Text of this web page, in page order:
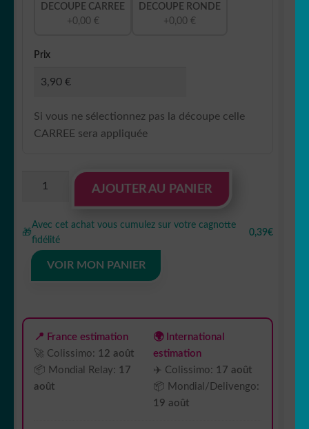
DECOUPE CARREE
+0,00 €
DECOUPE RONDE
+0,00 €
Prix
Si vous ne sélectionnez pas la découpe celle
CARREE sera appliquée
Camping
blanc
écrit
en
Noir
écrit
bas
AJOUTER AU PANIER
🎁
Avec cet achat vous cumulez sur votre cagnotte
fidélité
0,39€
VOIR MON PANIER
📍 France estimation
🚀 Colissimo: 12 août
📦 Mondial Relay: 17
août
🌍 International
estimation
✈️ Colissimo: 17 août
📦 Mondial/Delivengo:
19 août